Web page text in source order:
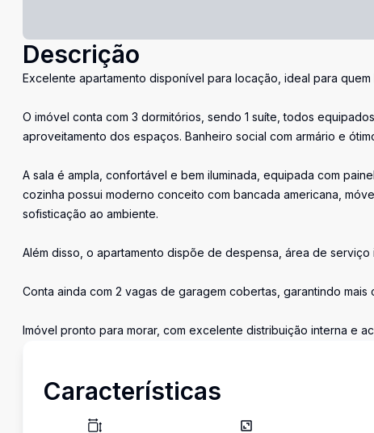
Descrição
Excelente apartamento disponível para locação, ideal para
O imóvel conta com 3 dormitórios, sendo 1 suíte, todos
aproveitamento dos espaços. Banheiro social com armário e
A sala é ampla, confortável e bem iluminada, equipada com
cozinha possui moderno conceito com bancada americana,
sofisticação ao ambiente.
Além disso, o apartamento dispõe de despensa, área de
Conta ainda com 2 vagas de garagem cobertas, garantindo
Imóvel pronto para morar, com excelente distribuição interna e
Características